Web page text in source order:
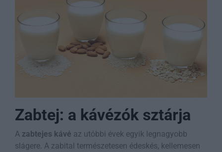
Zabtej: a kávézók sztárja
A zabtejes kávé az utóbbi évek egyik legnagyobb
slágere. A zabital természetesen édeskés, kellemesen